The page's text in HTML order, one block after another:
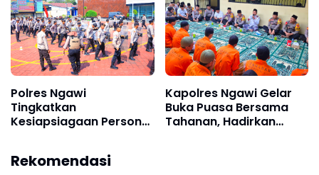
Polres Ngawi
Tingkatkan
Kesiapsiagaan Personel
Kapolres Ngawi Gelar
Buka Puasa Bersama
Tahanan, Hadirkan
Rekomendasi